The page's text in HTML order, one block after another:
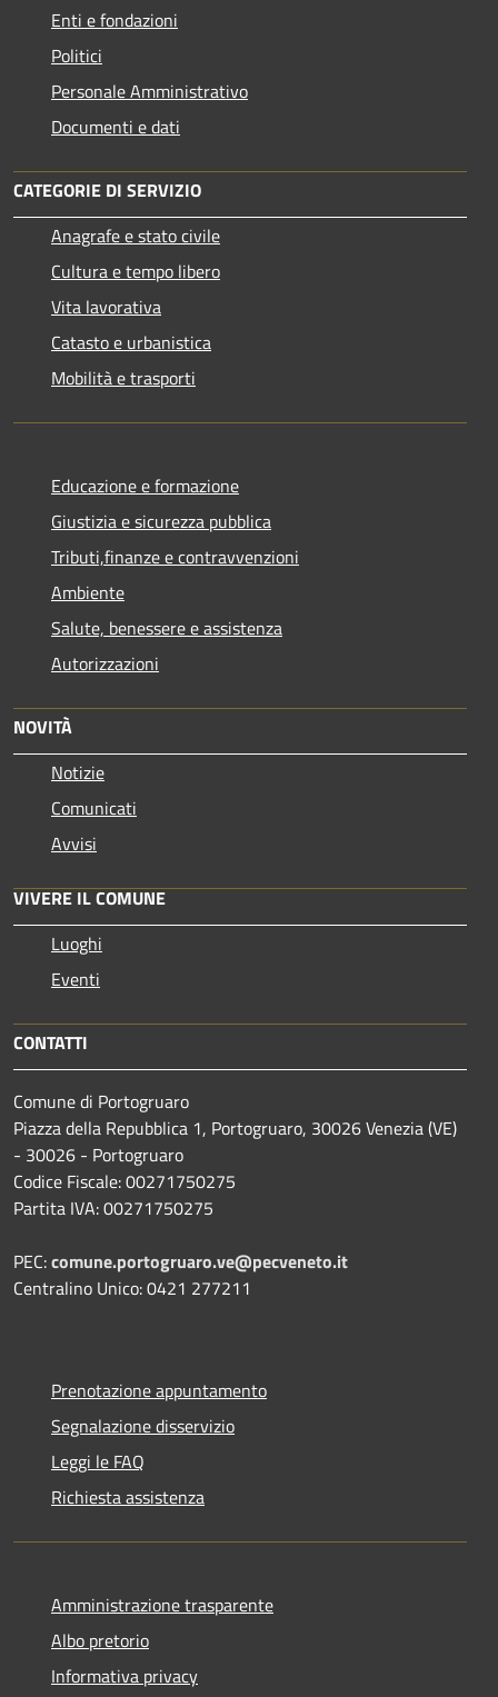
Enti e fondazioni
Politici
Personale Amministrativo
Documenti e dati
CATEGORIE DI SERVIZIO
Anagrafe e stato civile
Cultura e tempo libero
Vita lavorativa
Catasto e urbanistica
Mobilità e trasporti
Educazione e formazione
Giustizia e sicurezza pubblica
Tributi,finanze e contravvenzioni
Ambiente
Salute, benessere e assistenza
Autorizzazioni
NOVITÀ
Notizie
Comunicati
Avvisi
VIVERE IL COMUNE
Luoghi
Eventi
CONTATTI
Comune di Portogruaro
Piazza della Repubblica 1, Portogruaro, 30026 Venezia (VE)
- 30026 - Portogruaro
Codice Fiscale: 00271750275
Partita IVA: 00271750275
PEC:comune.portogruaro.ve@pecveneto.it
Centralino Unico: 0421 277211
Prenotazione appuntamento
Segnalazione disservizio
Leggi le FAQ
Richiesta assistenza
Amministrazione trasparente
Albo pretorio
Informativa privacy